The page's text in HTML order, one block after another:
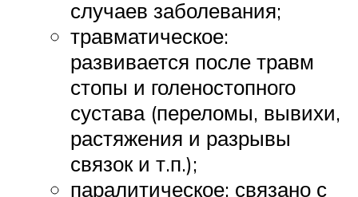
случаев заболевания;
травматическое:
развивается после травм
стопы и голеностопного
сустава (переломы, вывихи,
растяжения и разрывы
связок и т.п.);
паралитическое: связано с